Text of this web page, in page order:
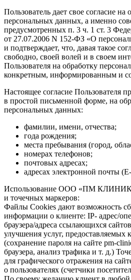
Пользователь дает свое согласие на
персональных данных, а именно
предусмотренных п. 3 ч. 1 ст. 3
от 27.07.2006 N 152-ФЗ «О
и подтверждает, что, давая такое
свободно, своей волей и в своем
Пользователя на обработку
конкретным, информированным и
Настоящее согласие Пользователя
в простой письменной форме, на
персональных данных:
фамилии, имени, отчества;
года рождения;
места пребывания (город,
номерах телефонов;
почтовых адресах;
адресах электронной почты
Использование ООО «ПМ
и точечных маркеров:
Файлы Cookies дают возможность
информации о клиенте: IP- адрес/
браузера/адреса ссылающихся
улучшения услуг, предоставляемых
(сохранение пароля на сайте pm-
браузера, анализ трафика и т. д.)
для графического отражения на
о пользователях (счетчики